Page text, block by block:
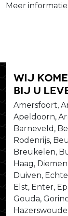
Meer informatie
Wij
bij u
Amersfoort,
Apeldoorn,
Barneveld,
Rodenrijs,
Breukelen,
Haag,
Duiven,
Elst, Enter,
Gouda,